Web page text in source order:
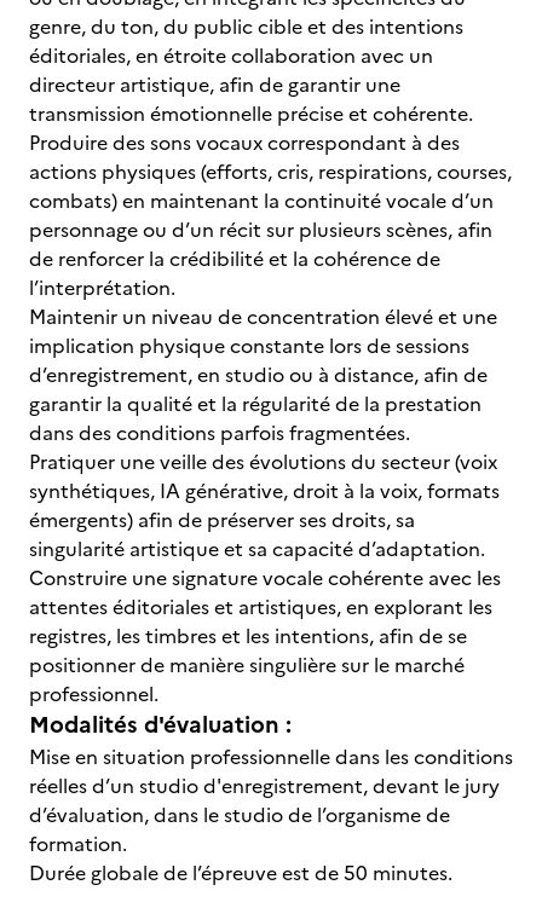
genre, du ton, du public cible et des intentions
éditoriales, en étroite collaboration avec un
directeur artistique, afin de garantir une
transmission émotionnelle précise et cohérente.
Produire des sons vocaux correspondant à des
actions physiques (efforts, cris, respirations, courses,
combats) en maintenant la continuité vocale d’un
personnage ou d’un récit sur plusieurs scènes, afin
de renforcer la crédibilité et la cohérence de
l’interprétation.
Maintenir un niveau de concentration élevé et une
implication physique constante lors de sessions
d’enregistrement, en studio ou à distance, afin de
garantir la qualité et la régularité de la prestation
dans des conditions parfois fragmentées.
Pratiquer une veille des évolutions du secteur (voix
synthétiques, IA générative, droit à la voix, formats
émergents) afin de préserver ses droits, sa
singularité artistique et sa capacité d’adaptation.
Construire une signature vocale cohérente avec les
attentes éditoriales et artistiques, en explorant les
registres, les timbres et les intentions, afin de se
positionner de manière singulière sur le marché
professionnel.
Modalités d'évaluation :
Mise en situation professionnelle dans les conditions
réelles d’un studio d'enregistrement, devant le jury
d’évaluation, dans le studio de l’organisme de
formation.
Durée globale de l’épreuve est de 50 minutes.